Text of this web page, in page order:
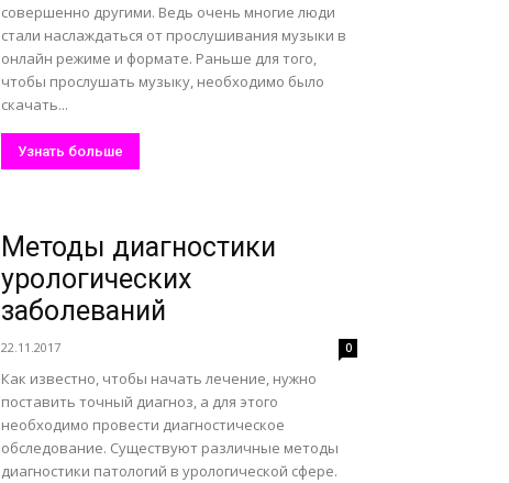
совершенно другими. Ведь очень многие люди
стали наслаждаться от прослушивания музыки в
онлайн режиме и формате. Раньше для того,
чтобы прослушать музыку, необходимо было
скачать...
Узнать больше
Методы диагностики
урологических
заболеваний
22.11.2017 0
Как известно, чтобы начать лечение, нужно
поставить точный диагноз, а для этого
необходимо провести диагностическое
обследование. Существуют различные методы
диагностики патологий в урологической сфере.